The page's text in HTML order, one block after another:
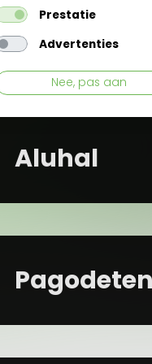
Aluhal
Prestatie
Advertenties
Nee, pas aan